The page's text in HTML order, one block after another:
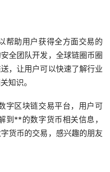
帮助用户获得全方面交易的
全团队开发，全球链圈币圈
，让用户可以快速了解行业
知识。
字区块链交易平台，用户可
到**的数字货币相关信息，
货币的交易，感兴趣的朋友